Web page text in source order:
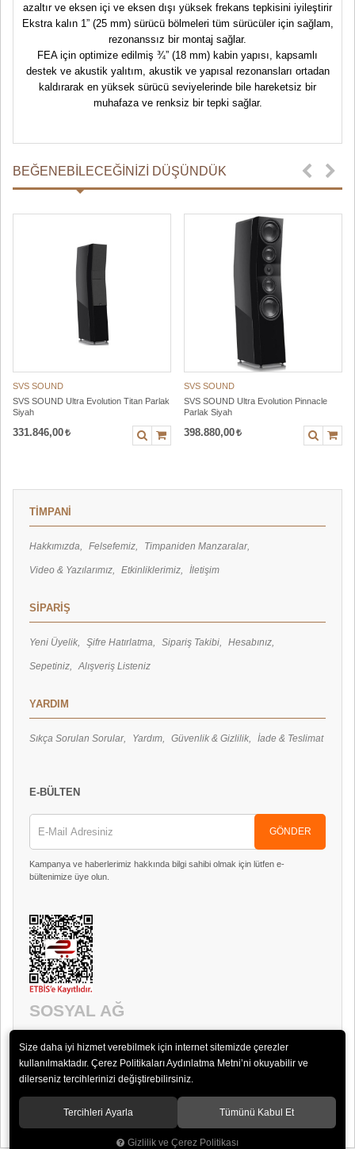
azaltır ve eksen içi ve eksen dışı yüksek frekans tepkisini iyileştirir
Ekstra kalın 1” (25 mm) sürücü bölmeleri tüm sürücüler için sağlam,
rezonanssız bir montaj sağlar.
FEA için optimize edilmiş ¾” (18 mm) kabin yapısı, kapsamlı
destek ve akustik yalıtım, akustik ve yapısal rezonansları ortadan
kaldırarak en yüksek sürücü seviyelerinde bile hareketsiz bir
muhafaza ve renksiz bir tepki sağlar.
BEĞENEBILECEĞINIZI DÜŞÜNDÜK
SVS SOUND
SVS SOUND Ultra Evolution Titan Parlak
Siyah
331.846,00
SVS SOUND
SVS SOUND Ultra Evolution Pinnacle
Parlak Siyah
398.880,00
TİMPANİ
Hakkımızda Felsefemiz Timpaniden Manzaralar
Video & Yazılarımız Etkinliklerimiz İletişim
SİPARİŞ
Yeni Üyelik Şifre Hatırlatma Sipariş Takibi Hesabınız
Sepetiniz Alışveriş Listeniz
YARDIM
Sıkça Sorulan Sorular Yardım Güvenlik & Gizlilik İade & Teslimat
E-BÜLTEN
GÖNDER
Kampanya ve haberlerimiz hakkında bilgi sahibi olmak için lütfen e-
bültenimize üye olun.
SOSYAL AĞ
© 2018 Timpani Ses ve Görüntü Sistemleri San. ve Tic. Ltd. Şti.
Size daha iyi hizmet verebilmek için internet sitemizde çerezler
kullanılmaktadır. Çerez Politikaları Aydınlatma Metni’ni okuyabilir ve
dilerseniz tercihlerinizi değiştirebilirsiniz.
Tercihleri Ayarla Tümünü Kabul Et
Gizlilik ve Çerez Politikası